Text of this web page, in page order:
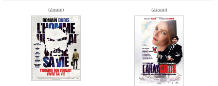
(Zoom) (Zoom)